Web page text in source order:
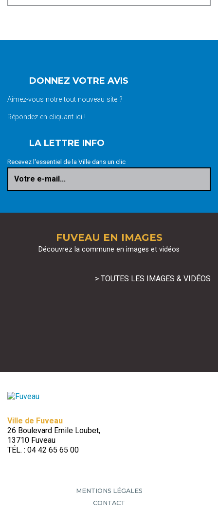
DONNEZ VOTRE AVIS
Aimez-vous notre tout nouveau site ?
Répondez en cliquant ici !
LA LETTRE INFO
Recevez l'essentiel de la Ville dans un clic
Votre e-mail...
FUVEAU EN IMAGES
Découvrez la commune en images et vidéos
> TOUTES LES IMAGES & VIDÉOS
Ville de Fuveau
26 Boulevard Emile Loubet,
13710 Fuveau
TÉL. : 04 42 65 65 00
MENTIONS LÉGALES
CONTACT